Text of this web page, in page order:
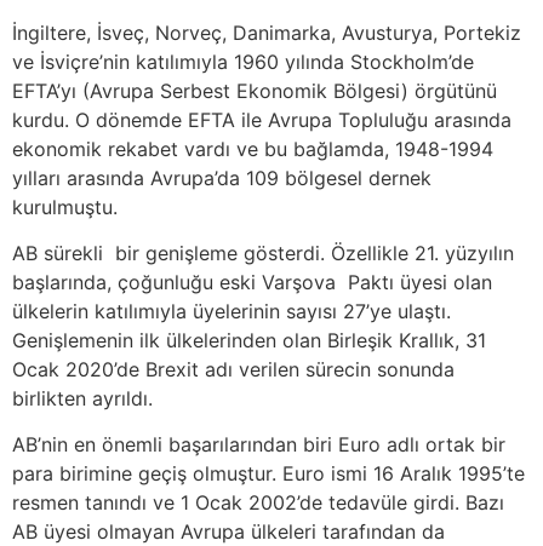
İngiltere, İsveç, Norveç, Danimarka, Avusturya, Portekiz
ve İsviçre’nin katılımıyla 1960 yılında Stockholm’de
EFTA’yı (Avrupa Serbest Ekonomik Bölgesi) örgütünü
kurdu. O dönemde EFTA ile Avrupa Topluluğu arasında
ekonomik rekabet vardı ve bu bağlamda, 1948-1994
yılları arasında Avrupa’da 109 bölgesel dernek
kurulmuştu.
AB sürekli bir genişleme gösterdi. Özellikle 21. yüzyılın
başlarında, çoğunluğu eski Varşova Paktı üyesi olan
ülkelerin katılımıyla üyelerinin sayısı 27’ye ulaştı.
Genişlemenin ilk ülkelerinden olan Birleşik Krallık, 31
Ocak 2020’de Brexit adı verilen sürecin sonunda
birlikten ayrıldı.
AB’nin en önemli başarılarından biri Euro adlı ortak bir
para birimine geçiş olmuştur. Euro ismi 16 Aralık 1995’te
resmen tanındı ve 1 Ocak 2002’de tedavüle girdi. Bazı
AB üyesi olmayan Avrupa ülkeleri tarafından da